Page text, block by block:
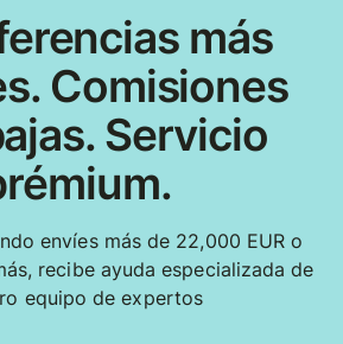
más
Comisiones
Servicio
envíes más de 22,000 EUR o
recibe ayuda especializada de
equipo de expertos